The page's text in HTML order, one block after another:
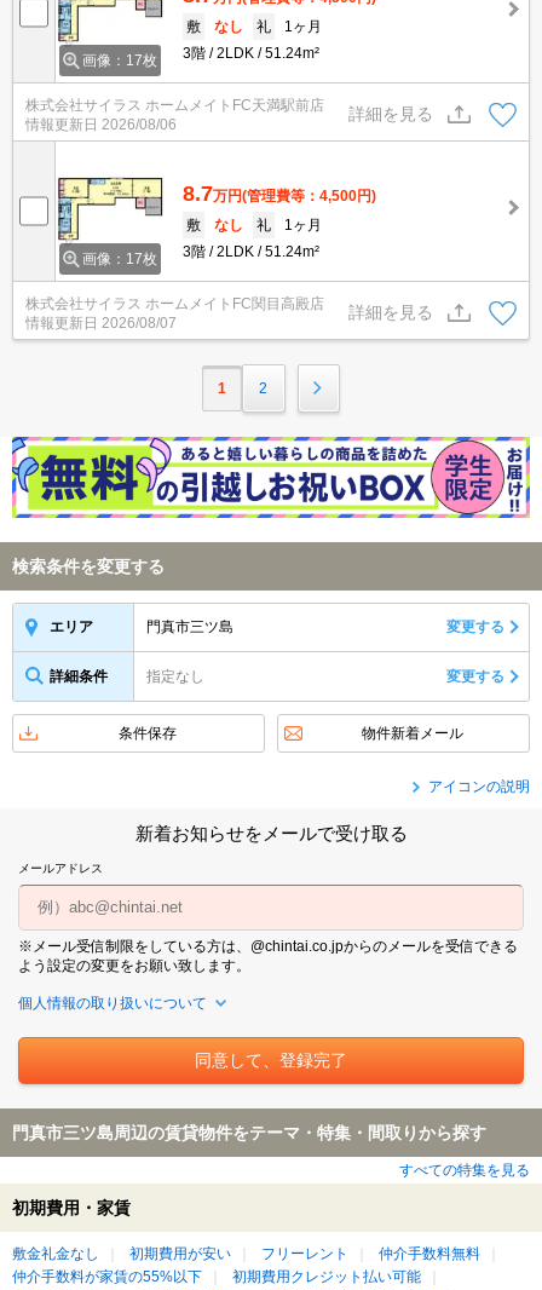
画像：17枚
敷
なし 礼
1ヶ月
3階
2LDK 51.24m²
株式会社サイラス ホームメイトFC天満駅前店
情報更新日 2026/08/06
詳細を見る
画像：17枚
8.7万円(管理費等：4,500円)
敷
なし 礼
1ヶ月
3階
2LDK 51.24m²
株式会社サイラス ホームメイトFC関目高殿店
情報更新日 2026/08/07
詳細を見る
1 2
検索条件を変更する
エリア 門真市三ツ島 変更する
詳細条件 指定なし 変更する
条件保存 物件新着メール
アイコンの説明
新着お知らせをメールで受け取る
メールアドレス
※メール受信制限をしている方は、@chintai.co.jpからのメールを受信できる
よう設定の変更をお願い致します。
個人情報の取り扱いについて
門真市三ツ島周辺の賃貸物件をテーマ・特集・間取りから探す
すべての特集を見る
初期費用・家賃
敷金礼金なし 初期費用が安い フリーレント
仲介手数料無料
仲介手数料が家賃の55%以下
初期費用クレジット払い可能